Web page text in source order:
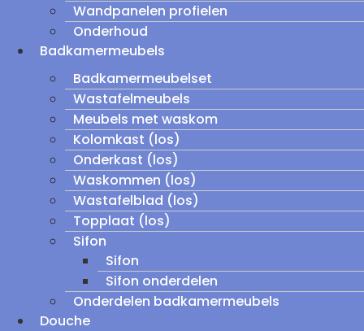
Wandpanelen profielen
Onderhoud
Badkamermeubels
Badkamermeubelset
Wastafelmeubels
Meubels met waskom
Kolomkast (los)
Onderkast (los)
Waskommen (los)
Wastafelblad (los)
Topplaat (los)
Sifon
Sifon
Sifon onderdelen
Onderdelen badkamermeubels
Douche